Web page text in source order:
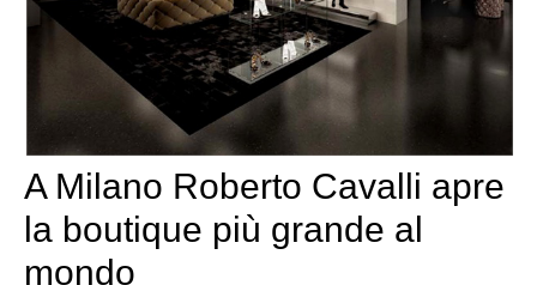
A Milano Roberto Cavalli apre
la boutique più grande al
mondo